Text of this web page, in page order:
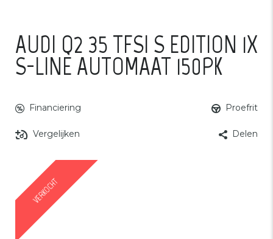
AUDI Q2 35 TFSI S EDITION 1X
S-LINE AUTOMAAT 150PK
Financiering Proefrit
Vergelijken Delen
VERKOCHT